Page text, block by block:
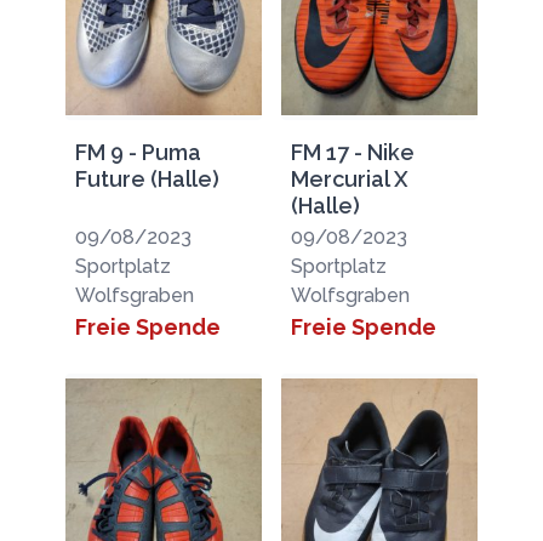
FM 9 - Puma
Future (Halle)
09/08/2023
Sportplatz
Wolfsgraben
Freie Spende
FM 17 - Nike
Mercurial X
(Halle)
09/08/2023
Sportplatz
Wolfsgraben
Freie Spende